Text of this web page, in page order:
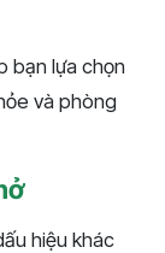
bạn lựa chọn
và phòng
hiệu khác